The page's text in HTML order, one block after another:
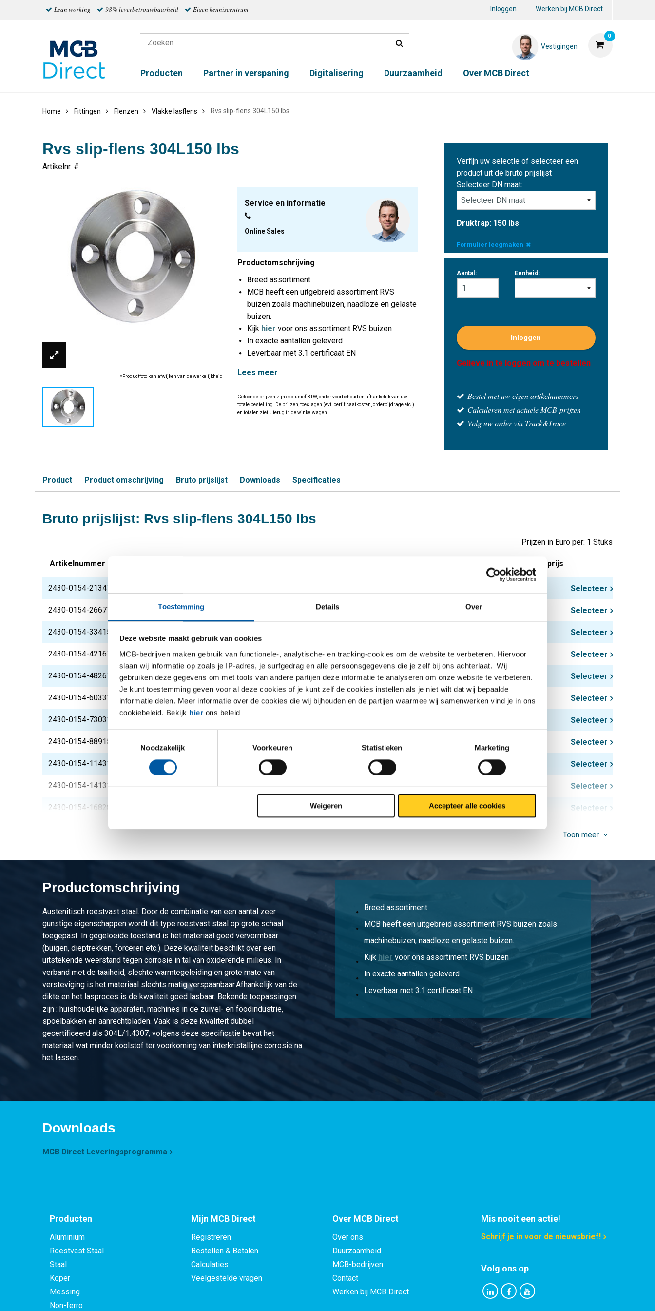
Toestemming Details Over
Deze website maakt gebruik van cookies
MCB-bedrijven maken gebruik van functionele-, analytische- en tracking-cookies om de website te verbeteren. Hiervoor
slaan wij informatie op zoals je IP-adres, je surfgedrag en alle persoonsgegevens die je zelf bij ons achterlaat. Wij
gebruiken deze gegevens om met tools van andere partijen deze informatie te analyseren om onze website te verbeteren.
Je kunt toestemming geven voor al deze cookies of je kunt zelf de cookies instellen als je niet wilt dat wij bepaalde
informatie delen. Meer informatie over de cookies die wij bijhouden en de partijen waarmee wij samenwerken vind je in ons
cookiebeleid. Bekijk hier ons beleid
Noodzakelijk
Voorkeuren Statistieken Marketing
Weigeren Accepteer alle cookies
Lean working 98% leverbetrouwbaarheid Eigen kenniscentrum Inloggen Werken bij MCB Direct
0
Vestigingen
Producten Partner in verspaning Digitalisering Duurzaamheid Over MCB Direct
Home Fittingen Flenzen Vlakke lasflens Rvs slip-flens 304L150 lbs
Rvs slip-flens 304L150 lbs
Artikelnr. #
*Productfoto kan afwijken van de werkelijkheid
Service en informatie
Online Sales
Productomschrijving
Breed assortiment
MCB heeft een uitgebreid assortiment RVS
buizen zoals machinebuizen, naadloze en gelaste
buizen.
Kijk hier voor ons assortiment RVS buizen
In exacte aantallen geleverd
Leverbaar met 3.1 certificaat EN
Lees meer
Getoonde prijzen zijn exclusief BTW, onder voorbehoud en afhankelijk van uw
totale bestelling. De prijzen, toeslagen (evt. certificaatkosten, orderbijdrage etc.)
en totalen ziet u terug in de winkelwagen.
Verfijn uw selectie of selecteer een
product uit de bruto prijslijst
Selecteer DN maat:
Druktrap: 150 lbs
Formulier leegmaken
Aantal: Eenheid:
Inloggen
Gelieve in te loggen om te bestellen
Bestel met uw eigen artikelnummers
Calculeren met actuele MCB-prijzen
Volg uw order via Track&Trace
Product Product omschrijving Bruto prijslijst Downloads Specificaties
Bruto prijslijst: Rvs slip-flens 304L150 lbs
Prijzen in Euro per: 1 Stuks
Artikelnummer Bruto prijs
2430-0154-2134150 Selecteer
2430-0154-2667150 Slip-on flens 304L 3/4In 150 lbs 0,56 Selecteer
2430-0154-334150 Selecteer
2430-0154-4216150 Slip-on flens 304L 1 1/4In 150 lbs 1,02 Selecteer
2430-0154-4826150 Slip-on flens 304L 1 1/2In 150 lbs 1,32 Selecteer
2430-0154-6033150 Slip-on flens 304L 2In 150 lbs 2,05 Selecteer
2430-0154-7303150 Slip-on flens 304L 2 1/2In 150 lbs Selecteer
2430-0154-889150 Selecteer
2430-0154-1143150 Slip-on flens 304L 4In 150 lbs 5,33 Selecteer
2430-0154-1413150 Slip-on flens 304L 5In 150 lbs 6,08 Selecteer
2430-0154-16828150 7,42 Selecteer
2430-0154-21908150 Slip-on flens 304L 8In 150 lbs 12,12
Slip-on flens 304L 12In 150 lbs Selecteer
2430-0154-3556150 Slip-on flens 304L 14In 150 lbs Selecteer
2430-0154-4064150 Slip-on flens 304L 16In 150 lbs Selecteer
Toon meer
Productomschrijving
Austenitisch roestvast staal. Door de combinatie van een aantal zeer
gunstige eigenschappen wordt dit type roestvast staal op grote schaal
toegepast. In gegeloeide toestand is het materiaal goed vervormbaar
(buigen, dieptrekken, forceren etc.). Deze kwaliteit beschikt over een
uitstekende weerstand tegen corrosie in tal van oxiderende milieus. In
verband met de taaiheid, slechte warmtegeleiding en grote mate van
versteviging is het materiaal slechts matig verspaanbaar.Afhankelijk van de
dikte en het lasproces is de kwaliteit goed lasbaar. Bekende toepassingen
zijn : huishoudelijke apparaten, machines in de zuivel- en foodindustrie,
spoelbakken en aanrechtbladen. Vaak is deze kwaliteit dubbel
gecertificeerd als 304L/1.4307, volgens deze specificatie bevat het
materiaal wat minder koolstof ter voorkoming van interkristallijne corrosie na
het lassen.
Breed assortiment
MCB heeft een uitgebreid assortiment RVS buizen zoals
machinebuizen, naadloze en gelaste buizen.
Kijk hier voor ons assortiment RVS buizen
In exacte aantallen geleverd
Leverbaar met 3.1 certificaat EN
Downloads
MCB Direct Leveringsprogramma
Producten
Aluminium
Roestvast Staal
Staal
Koper
Messing
Non-ferro
Mijn MCB Direct
Registreren
Bestellen & Betalen
Calculaties
Veelgestelde vragen
Over MCB Direct
Over ons
Duurzaamheid
MCB-bedrijven
Contact
Werken bij MCB Direct
Mis nooit een actie!
Schrijf je in voor de nieuwsbrief!
Volg ons op